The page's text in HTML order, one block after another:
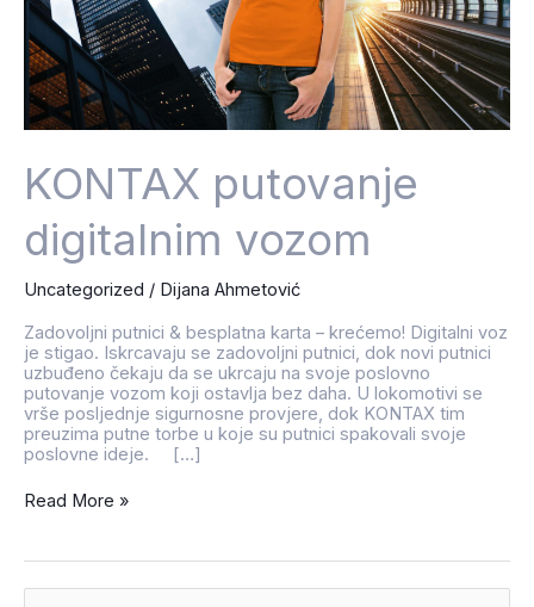
KONTAX putovanje
digitalnim vozom
Uncategorized / Dijana Ahmetović
Zadovoljni putnici & besplatna karta – krećemo! Digitalni voz
je stigao. Iskrcavaju se zadovoljni putnici, dok novi putnici
uzbuđeno čekaju da se ukrcaju na svoje poslovno
putovanje vozom koji ostavlja bez daha. U lokomotivi se
vrše posljednje sigurnosne provjere, dok KONTAX tim
preuzima putne torbe u koje su putnici spakovali svoje
poslovne ideje. […]
Read More »